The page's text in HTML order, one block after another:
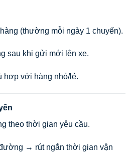
(thường mỗi ngày 1 chuyến).
sau khi gửi mới lên xe.
hợp với hàng nhỏ/lẻ.
theo thời gian yêu cầu.
→ rút ngắn thời gian vận